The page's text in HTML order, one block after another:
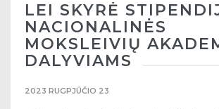
LEI SKYRĖ
NACIONALINĖS
MOKSLEIVIŲ
DALYVIAMS
2023 RUGPJŪČIO 23